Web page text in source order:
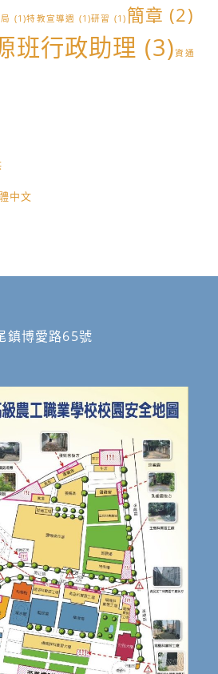
(1)特教宣導週 (1)研習 (1) 簡章 (2)
班行政助理 (3)資通
中文
鎮博愛路65號